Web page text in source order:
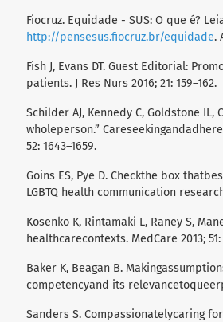
Fiocruz. Equidade - SUS: O que é?
http://pensesus.fiocruz.br/equidade.
Fish J, Evans DT. Guest Editorial:
patients. J Res Nurs 2016; 21: 159–162.
Schilder AJ, Kennedy C, Goldstone IL,
wholeperson.”
52: 1643–1659.
Goins ES, Pye D. Checkthe box
LGBTQ health communication
Kosenko K, Rintamaki L, Raney S,
healthcarecontexts. MedCare 2013; 51:
Baker K, Beagan B.
competencyand its
Sanders S. Compassionatelycaring